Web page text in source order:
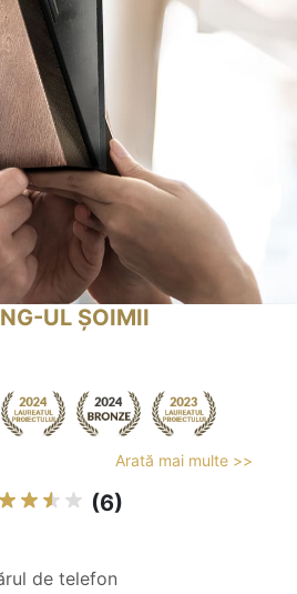
UL ȘOIMII
Arată mai multe >>
(6)
de telefon